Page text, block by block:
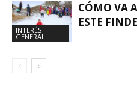
INTERÉS
GENERAL
CÓMO VA
ESTE FINDE